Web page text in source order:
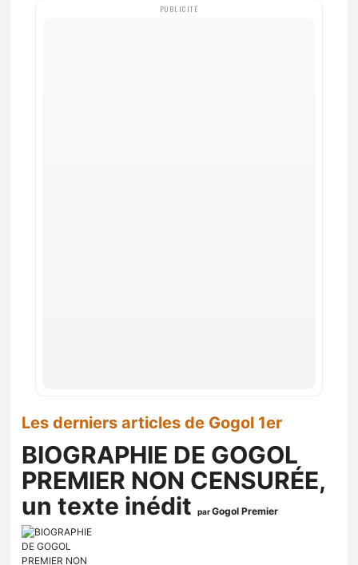
PUBLICITÉ
Les derniers articles de Gogol 1er
BIOGRAPHIE DE GOGOL
PREMIER NON CENSURÉE,
un texte inédit
parGogol Premier